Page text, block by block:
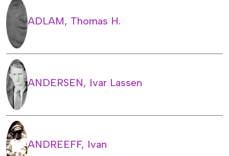
ADLAM, Thomas H.
ANDERSEN, Ivar Lassen
ANDREEFF, Ivan